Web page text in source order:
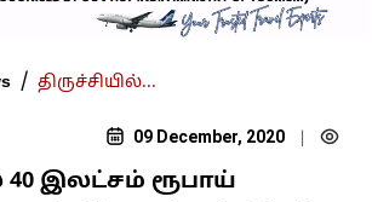
/ திருச்சியில்...
09 December, 2020
40 இலட்சம் ரூபாய்